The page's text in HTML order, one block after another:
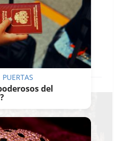
golf para los
en el estadio
los Diputados,
los migrantes y
del